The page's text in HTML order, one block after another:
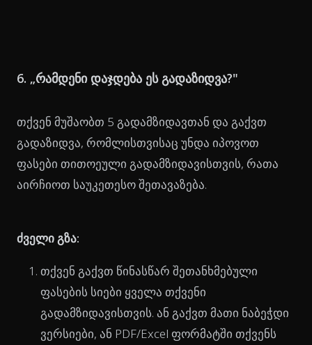
6. „რამდენი დაჯდება ეს გადაზიდვა?"
თქვენ მუშაობთ 5 გადამზიდავთან და გაქვთ
გადაზიდვა, რომლისთვისაც უნდა იპოვოთ
ფასები თითოეული გადამზიდავისთვის, რათა
აირჩიოთ საუკეთესო შეთავაზება.
ძველი გზა:
თქვენ გაქვთ წინასწარ შეთანხმებული
ფასების სიები ყველა თქვენი
გადამზიდავისთვის. ან გაქვთ მათი ნაბეჭდი
ვერსიები, ან PDF/Excel ფორმატში თქვენს